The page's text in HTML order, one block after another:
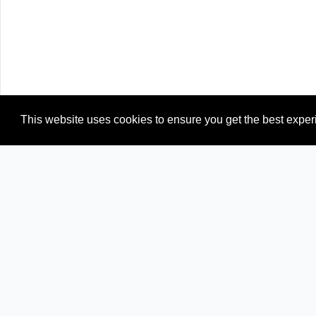
This website uses cookies to ensure you get the best